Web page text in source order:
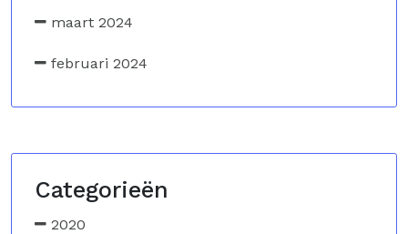
maart 2024
februari 2024
Categorieën
2020